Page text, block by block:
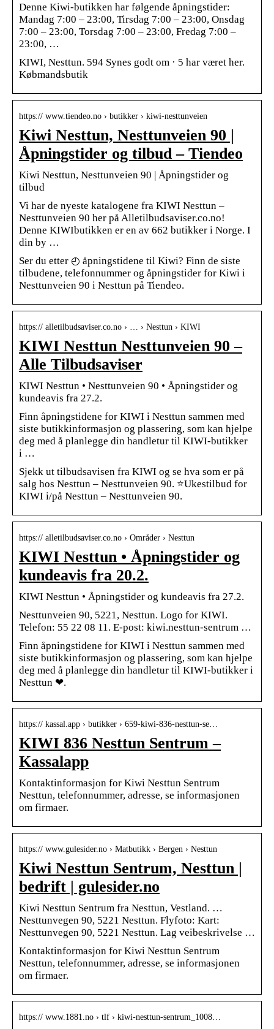
Denne Kiwi-butikken har følgende åpningstider:
Mandag 7:00 – 23:00, Tirsdag 7:00 – 23:00, Onsdag
7:00 – 23:00, Torsdag 7:00 – 23:00, Fredag 7:00 –
23:00, …
KIWI, Nesttun. 594 Synes godt om · 5 har været her.
Købmandsbutik
https:// www.tiendeo.no › butikker › kiwi-nesttunveien
Kiwi Nesttun, Nesttunveien 90 |
Åpningstider og tilbud – Tiendeo
Kiwi Nesttun, Nesttunveien 90 | Åpningstider og
tilbud
Vi har de nyeste katalogene fra KIWI Nesttun –
Nesttunveien 90 her på Alletilbudsaviser.co.no!
Denne KIWIbutikken er en av 662 butikker i Norge. I
din by …
Ser du etter ◴ åpningstidene til Kiwi? Finn de siste
tilbudene, telefonnummer og åpningstider for Kiwi i
Nesttunveien 90 i Nesttun på Tiendeo.
https:// alletilbudsaviser.co.no › … › Nesttun › KIWI
KIWI Nesttun Nesttunveien 90 –
Alle Tilbudsaviser
KIWI Nesttun • Nesttunveien 90 • Åpningstider og
kundeavis fra 27.2.
Finn åpningstidene for KIWI i Nesttun sammen med
siste butikkinformasjon og plassering, som kan hjelpe
deg med å planlegge din handletur til KIWI-butikker
i …
Sjekk ut tilbudsavisen fra KIWI og se hva som er på
salg hos Nesttun – Nesttunveien 90. ⭐Ukestilbud for
KIWI i/på Nesttun – Nesttunveien 90.
https:// alletilbudsaviser.co.no › Områder › Nesttun
KIWI Nesttun • Åpningstider og
kundeavis fra 20.2.
KIWI Nesttun • Åpningstider og kundeavis fra 27.2.
Nesttunveien 90, 5221, Nesttun. Logo for KIWI.
Telefon: 55 22 08 11. E-post: kiwi.nesttun-sentrum …
Finn åpningstidene for KIWI i Nesttun sammen med
siste butikkinformasjon og plassering, som kan hjelpe
deg med å planlegge din handletur til KIWI-butikker i
Nesttun ❤.
https:// kassal.app › butikker › 659-kiwi-836-nesttun-se…
KIWI 836 Nesttun Sentrum –
Kassalapp
Kontaktinformasjon for Kiwi Nesttun Sentrum
Nesttun, telefonnummer, adresse, se informasjonen
om firmaer.
https:// www.gulesider.no › Matbutikk › Bergen › Nesttun
Kiwi Nesttun Sentrum, Nesttun |
bedrift | gulesider.no
Kiwi Nesttun Sentrum fra Nesttun, Vestland. …
Nesttunvegen 90, 5221 Nesttun. Flyfoto: Kart:
Nesttunvegen 90, 5221 Nesttun. Lag veibeskrivelse …
Kontaktinformasjon for Kiwi Nesttun Sentrum
Nesttun, telefonnummer, adresse, se informasjonen
om firmaer.
https:// www.1881.no › tlf › kiwi-nesttun-sentrum_1008…